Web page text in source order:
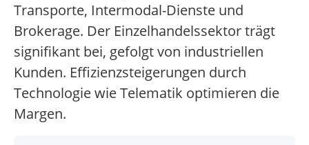
Transporte, Intermodal-Dienste und
Brokerage. Der Einzelhandelssektor trägt
signifikant bei, gefolgt von industriellen
Kunden. Effizienzsteigerungen durch
Technologie wie Telematik optimieren die
Margen.